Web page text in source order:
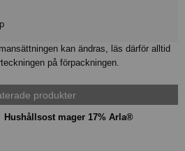
kan ändras, läs därför alltid
på förpackningen.
produkter
Hushållsost mager 17% Arla®